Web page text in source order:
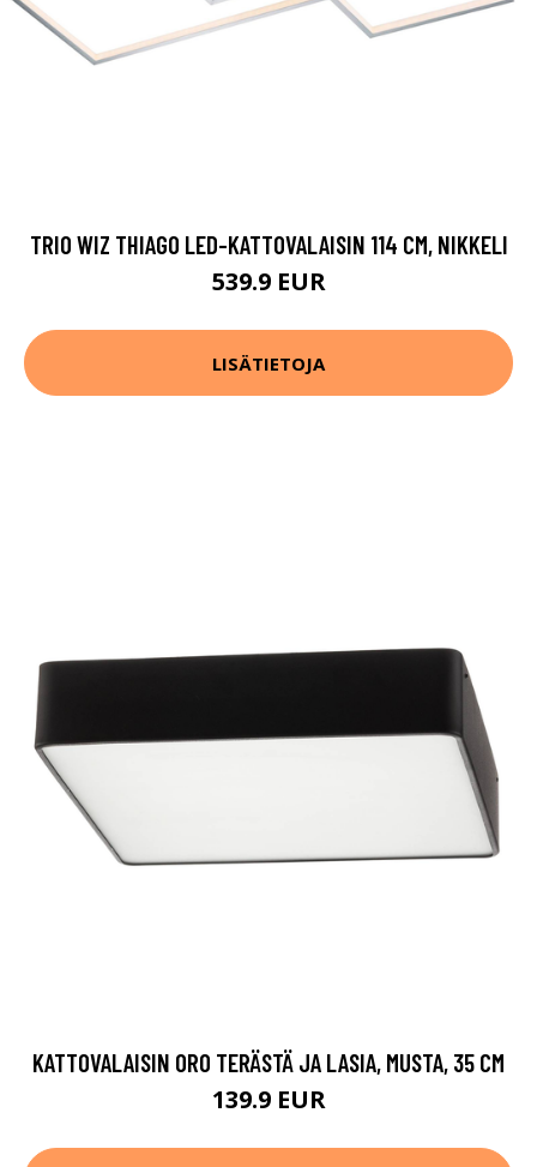
TRIO WIZ THIAGO LED-KATTOVALAISIN 114 CM, NIKKELI
539.9 EUR
LISÄTIETOJA
KATTOVALAISIN ORO TERÄSTÄ JA LASIA, MUSTA, 35 CM
139.9 EUR